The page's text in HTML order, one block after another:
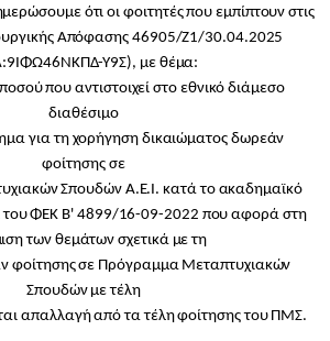
ότι οι φοιτητές που εμπίπτουν στις
Απόφασης 46905/Ζ1/30.04.2025
Υ9Σ), με θέμα:
που αντιστοιχεί στο εθνικό διάμεσο
διαθέσιμο
για τη χορήγηση δικαιώματος δωρεάν
φοίτησης σε
Σπουδών Α.Ε.Ι. κατά το ακαδημαϊκό
του ΦΕΚ Β' 4899/16-09-2022 που αφορά στη
των θεμάτων σχετικά με τη
φοίτησης σε Πρόγραμμα Μεταπτυχιακών
Σπουδών με τέλη
απαλλαγή από τα τέλη φοίτησης του ΠΜΣ.